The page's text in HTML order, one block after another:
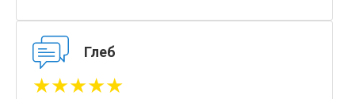
Глеб
★★★★★